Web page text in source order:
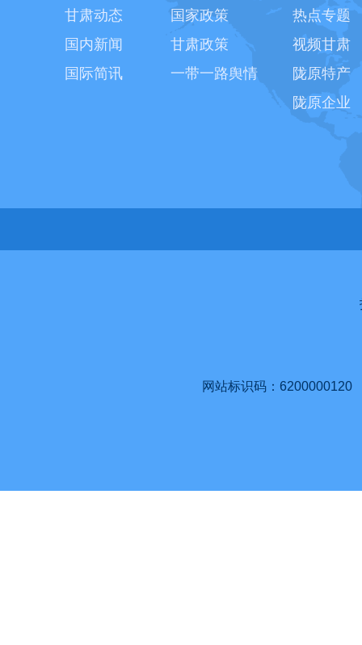
甘肃动态
国内新闻
国际简讯
国家政策
甘肃政策
一带一路舆情
热点专题
视频甘肃
陇原特产
陇原企业
网站标识码：6200000120